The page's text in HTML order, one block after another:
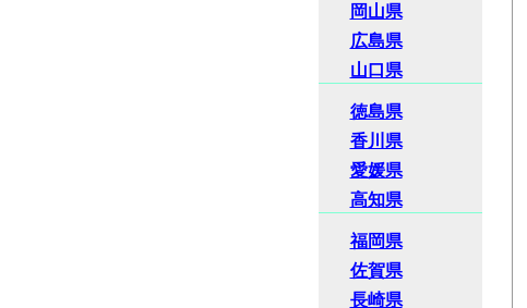
岡山県
広島県
山口県
徳島県
香川県
愛媛県
高知県
福岡県
佐賀県
長崎県